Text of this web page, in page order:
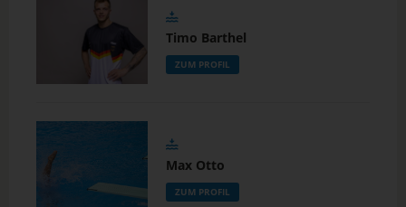
Timo Barthel
ZUM PROFIL
Max Otto
ZUM PROFIL